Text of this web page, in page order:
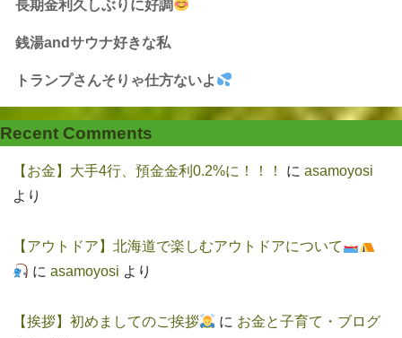
長期金利久しぶりに好調
銭湯andサウナ好きな私
トランプさんそりゃ仕方ないよ
Recent Comments
【お金】大手4行、預金金利0.2%に！！！ に asamoyosi
より
【アウトドア】北海道で楽しむアウトドアについて
に asamoyosi より
【挨拶】初めましてのご挨拶 に お金と子育て・ブログ